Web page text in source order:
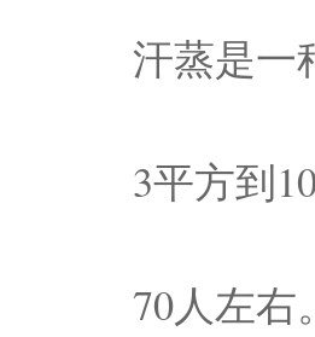
汗蒸是一
3平方到
70人左右